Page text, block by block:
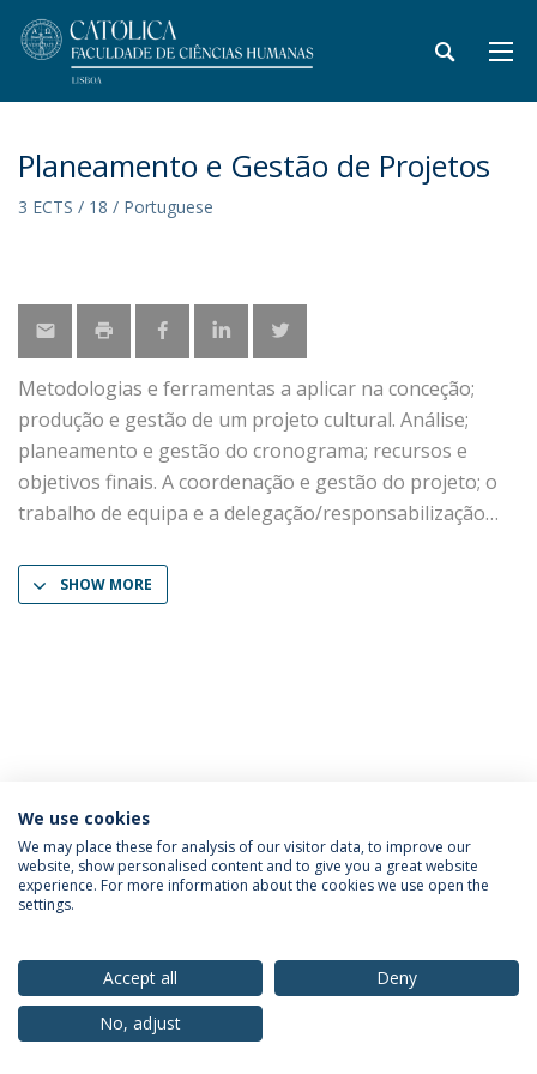
Planeamento e Gestão de Projetos
3 ECTS / 18 / Portuguese
Metodologias e ferramentas a aplicar na conceção;
produção e gestão de um projeto cultural. Análise;
planeamento e gestão do cronograma; recursos e
objetivos finais. A coordenação e gestão do projeto; o
trabalho de equipa e a delegação/responsabilização
SHOW MORE
Privacy Policy Terms & Conditions Rights of Data Subjects
© 2026 Universidade Católica Portuguesa
We use cookies
We may place these for analysis of our visitor data, to improve our
website, show personalised content and to give you a great website
experience. For more information about the cookies we use open the
settings.
Accept all
Deny
No, adjust